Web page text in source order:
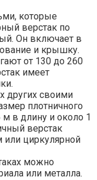
которые
верстак по
Он включает в
и крышку.
от 130 до 260
имеет
других своими
плотничного
м в длину и около 1
верстак
циркулярной
можно
или металла.